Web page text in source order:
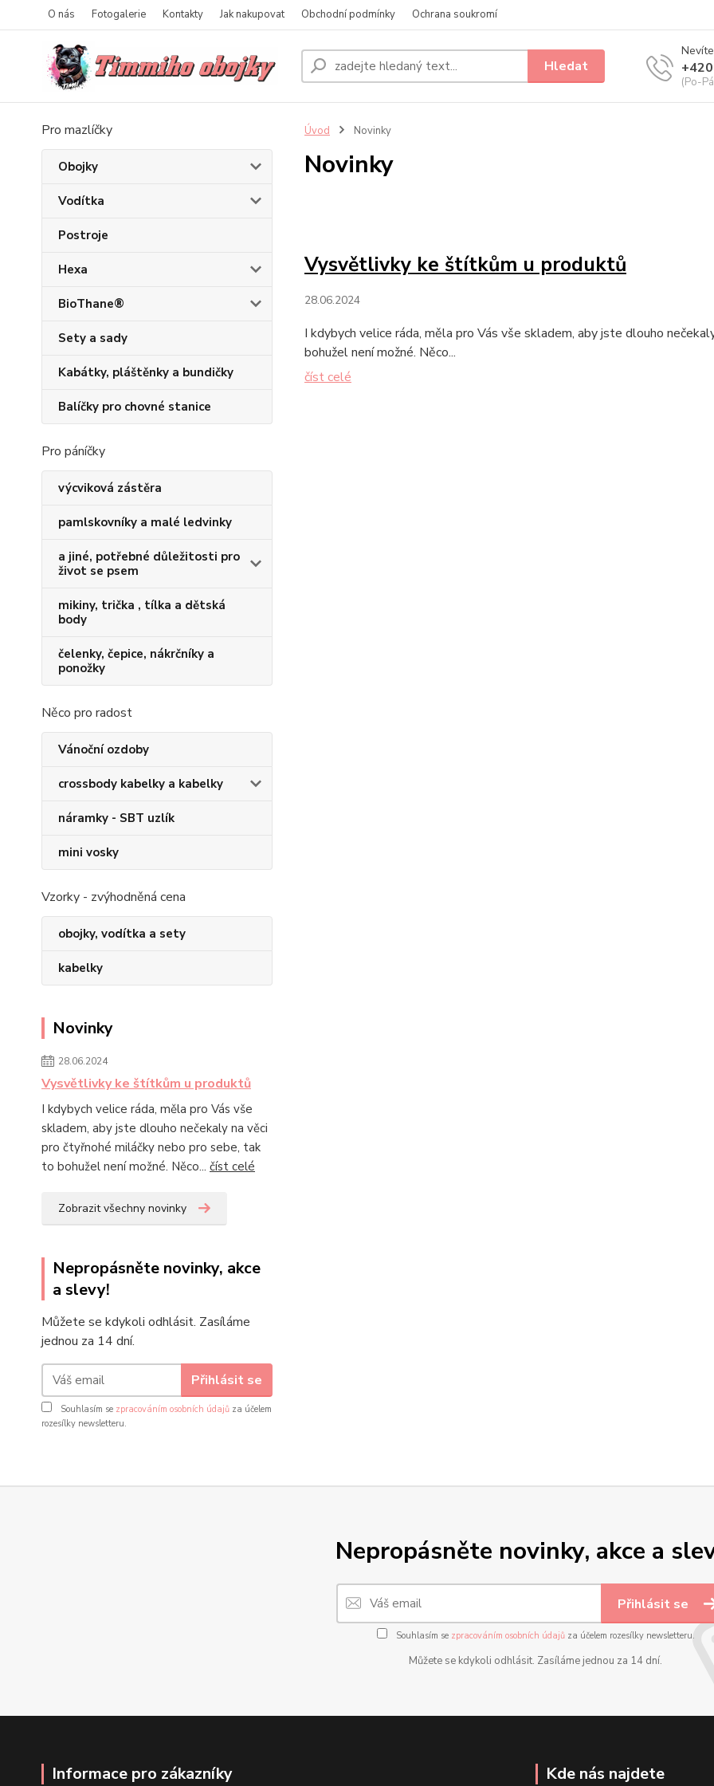
O nás Fotogalerie Kontakty Jak nakupovat Obchodní podmínky Ochrana soukromí
Hledat
(Po-
Pro mazlíčky
Obojky
Vodítka
Postroje
Hexa
BioThane®
Sety a sady
Kabátky, pláštěnky a bundičky
Balíčky pro chovné stanice
Pro páníčky
výcviková zástěra
pamlskovníky a malé ledvinky
a jiné, potřebné důležitosti pro
život se psem
mikiny, trička , tílka a dětská
body
čelenky, čepice, nákrčníky a
ponožky
Něco pro radost
Vánoční ozdoby
crossbody kabelky a kabelky
náramky - SBT uzlík
mini vosky
Vzorky - zvýhodněná cena
obojky, vodítka a sety
kabelky
Novinky
28.06.2024
Vysvětlivky ke štítkům u produktů
I kdybych velice ráda, měla pro Vás vše
skladem, aby jste dlouho nečekaly na věci
pro čtyřnohé miláčky nebo pro sebe, tak
to bohužel není možné. Něco... číst celé
Zobrazit všechny novinky
Nepropásněte novinky, akce
a slevy!
Můžete se kdykoli odhlásit. Zasíláme
jednou za 14 dní.
Přihlásit se
Souhlasím se zpracováním osobních údajů za účelem
rozesílky newsletteru.
Úvod Novinky
Novinky
Vysvětlivky ke štítkům u produktů
28.06.2024
I kdybych velice ráda, měla pro Vás vše skladem, aby jste dlouho
bohužel není možné. Něco...
číst celé
Nepropásněte novinky, akce a
Přihlásit se
Souhlasím se zpracováním osobních údajůza účelem rozesílky newsletteru.
Můžete se kdykoli odhlásit. Zasíláme jednou za 14 dní.
Informace pro zákazníky Kde nás najdete